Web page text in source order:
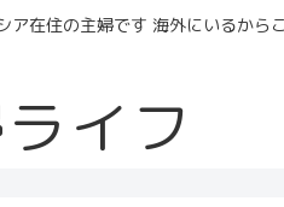
ア在住の主婦です 海外にいるから
イフ